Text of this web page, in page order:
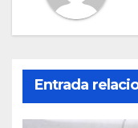
Entrada